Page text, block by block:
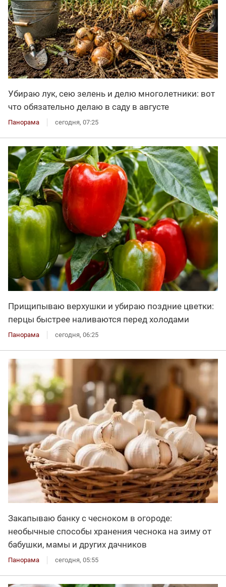
Убираю лук, сею зелень и делю многолетники: вот
что обязательно делаю в саду в августе
Панорама сегодня, 07:25
Прищипываю верхушки и убираю поздние цветки:
перцы быстрее наливаются перед холодами
Панорама сегодня, 06:25
Закапываю банку с чесноком в огороде:
необычные способы хранения чеснока на зиму от
бабушки, мамы и других дачников
Панорама сегодня, 05:55